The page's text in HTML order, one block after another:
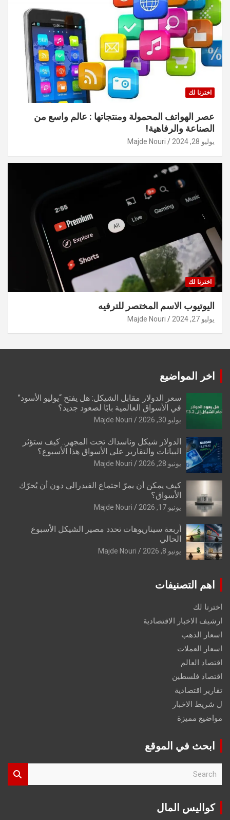
اخترنا لك
عصر الهواتف المحمولة ومنتجاتها : عالم واسع من
الصناعة والرفاهية!
يوليو 28, 2024 Majde Nouri
اخترنا لك
اليوتيوب الاسم المختصر للترفيه
يوليو 27, 2024 Majde Nouri
اخر المواضيع
سعر الدولار مقابل الشيكل: هل يفتح “يوليو الأسود”
في الأسواق العالمية بابًا لصعود جديد؟
يوليو 30, 2026 Majde Nouri
الدولار شيكل وناسداك تحت المجهر.. كيف ستؤثر
البيانات والتقارير على الأسواق هذا الأسبوع؟
يونيو 28, 2026 Majde Nouri
كيف يمكن أن يمرّ اجتماع الفيدرالي دون أن يُحرّك
الأسواق؟
يونيو 17, 2026 Majde Nouri
أربعة سيناريوهات تحدد مصير الشيكل الأسبوع
الحالي
يونيو 8, 2026 Majde Nouri
اهم التصنيفات
اخترنا لك
ارشيف الاخبار الاقتصادية
اسعار الذهب
اسعار العملات
اقتصاد العالم
اقتصاد فلسطين
تقارير اقتصادية
ل شريط الاخبار
مواضيع مميزة
ابحث في الموقع
r
كواليس المال